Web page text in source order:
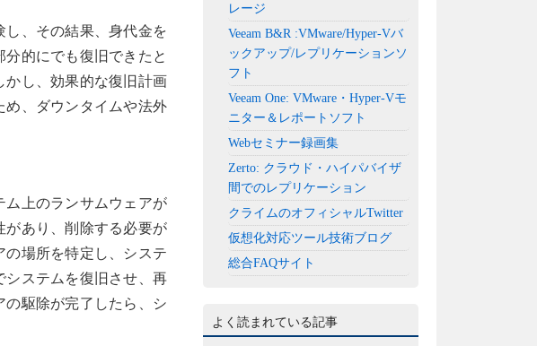
し、その結果、身代金を
的にでも復旧できたと
かし、効果的な復旧計画
め、ダウンタイムや法外
ム上のランサムウェアが
があり、削除する必要が
場所を特定し、システ
システムを復旧させ、再
駆除が完了したら、シ
レージ
Veeam B&R :VMware/Hyper-Vバ
ックアップ/レプリケーションソ
フト
Veeam One: VMware・Hyper-Vモ
ニター＆レポートソフト
Webセミナー録画集
Zerto: クラウド・ハイパバイザ
間でのレプリケーション
クライムのオフィシャルTwitter
仮想化対応ツール技術ブログ
総合FAQサイト
よく読まれている記事